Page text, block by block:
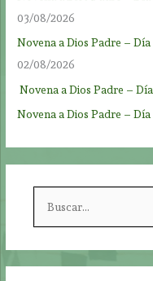
03/08/2026
Novena a Dios Padre –
02/08/2026
Novena a Dios Padre –
Novena a Dios Padre – Día
c